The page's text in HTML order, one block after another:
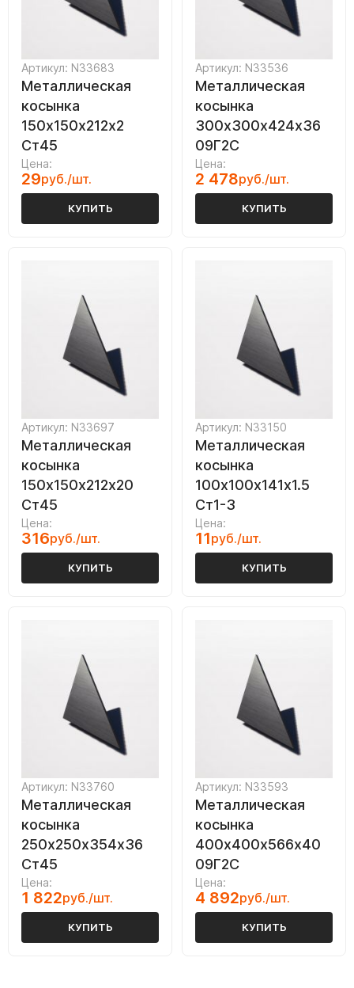
Артикул: N33683
Металлическая
косынка
150х150х212х2
Ст45
Цена:
29руб./шт.
КУПИТЬ
Артикул: N33536
Металлическая
косынка
300х300х424х36
09Г2С
Цена:
2 478руб./шт.
КУПИТЬ
Артикул: N33697
Металлическая
косынка
150х150х212х20
Ст45
Цена:
316руб./шт.
КУПИТЬ
Артикул: N33150
Металлическая
косынка
100х100х141х1.5
Ст1-3
Цена:
11руб./шт.
КУПИТЬ
Артикул: N33760
Металлическая
косынка
250х250х354х36
Ст45
Цена:
1 822руб./шт.
КУПИТЬ
Артикул: N33593
Металлическая
косынка
400х400х566х40
09Г2С
Цена:
4 892руб./шт.
КУПИТЬ